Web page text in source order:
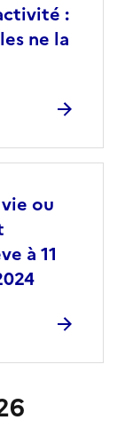
:
ne la
ou
à 11